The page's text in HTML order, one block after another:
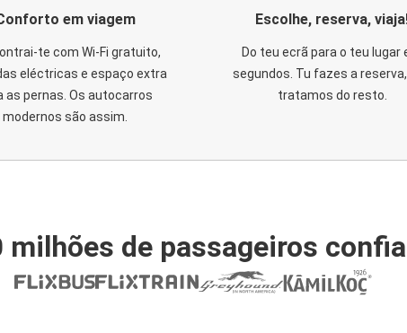
em viagem
te com Wi-Fi gratuito,
eléctricas e espaço extra
as pernas. Os autocarros
modernos são assim.
Escolhe, reserva,
Do teu ecrã para o teu lugar
segundos. Tu fazes a
tratamos do resto.
milhões de passageiros